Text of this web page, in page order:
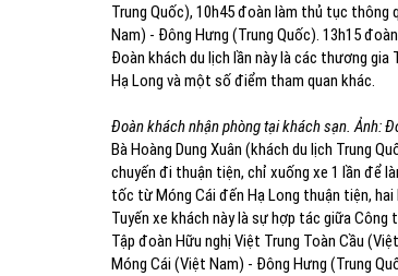
Trung Quốc), 10h45 đoàn làm thủ tục thông
Nam) - Đông Hưng (Trung Quốc). 13h15
Đoàn khách du lịch lần này là các thương gia
Hạ Long và một số điểm tham quan khác.
Đoàn khách nhận phòng tại khách sạn. Ảnh:
Bà Hoàng Dung Xuân (khách du lịch Trung
chuyến đi thuận tiện, chỉ xuống xe 1 lần để
tốc từ Móng Cái đến Hạ Long thuận tiện, hai
Tuyến xe khách này là sự hợp tác giữa
Tập đoàn Hữu nghị Việt Trung Toàn Cầu
Móng Cái (Việt Nam) - Đông Hưng (Trung